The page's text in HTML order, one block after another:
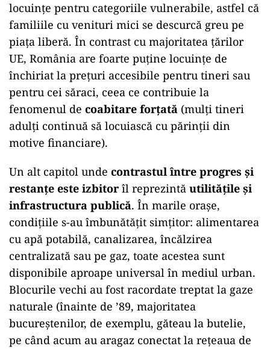
locuințe pentru categoriile vulnerabile, astfel că
familiile cu venituri mici se descurcă greu pe
piața liberă. În contrast cu majoritatea țărilor
UE, România are foarte puține locuințe de
închiriat la prețuri accesibile pentru tineri sau
pentru cei săraci, ceea ce contribuie la
fenomenul de coabitare forțată (mulți tineri
adulți continuă să locuiască cu părinții din
motive financiare).
Un alt capitol unde contrastul între progres și
restanțe este izbitor îl reprezintă utilitățile și
infrastructura publică. În marile orașe,
condițiile s-au îmbunătățit simțitor: alimentarea
cu apă potabilă, canalizarea, încălzirea
centralizată sau pe gaz, toate acestea sunt
disponibile aproape universal în mediul urban.
Blocurile vechi au fost racordate treptat la gaze
naturale (înainte de ’89, majoritatea
bucureștenilor, de exemplu, găteau la butelie,
pe când acum au aragaz conectat la rețeaua de